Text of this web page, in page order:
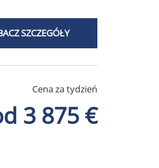
SZCZEGÓŁY
Cena za tydzień
3 875 €